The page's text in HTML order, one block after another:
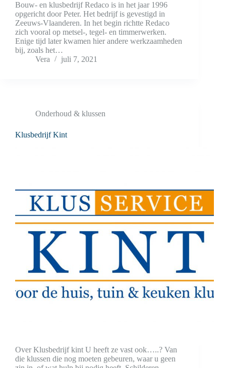
Bouw- en klusbedrijf Redaco is in het jaar 1996
opgericht door Peter. Het bedrijf is gevestigd in
Zeeuws-Vlaanderen. In het begin richtte Redaco
zich vooral op metsel-, tegel- en timmerwerken.
Enige tijd later kwamen hier andere werkzaamheden
bij, zoals het…
Vera
juli 7, 2021
Onderhoud & klussen
Klusbedrijf Kint
Over Klusbedrijf kint U heeft ze vast ook…..? Van
die klussen die nog moeten gebeuren, waar u geen